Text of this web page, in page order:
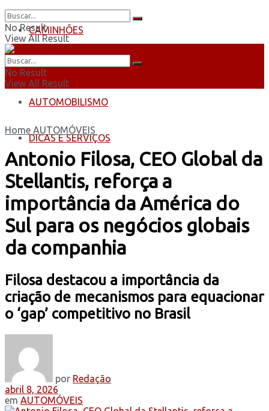
CAMINHÕES
ÔNIBUS
AUTOMOBILISMO
DICAS E SERVIÇOS
No Result
View All Result
No Result
View All Result
Home AUTOMÓVEIS
Antonio Filosa, CEO Global da
Stellantis, reforça a
importância da América do
Sul para os negócios globais
da companhia
Filosa destacou a importância da
criação de mecanismos para equacionar
o ‘gap’ competitivo no Brasil
por Redação
abril 8, 2026
em AUTOMÓVEIS